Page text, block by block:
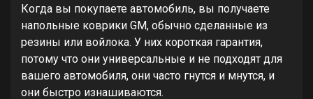
Когда вы покупаете автомобиль, вы получаете
напольные коврики GM, обычно сделанные из
резины или войлока. У них короткая гарантия,
потому что они универсальные и не подходят для
вашего автомобиля, они часто гнутся и мнутся, и
они быстро изнашиваются.